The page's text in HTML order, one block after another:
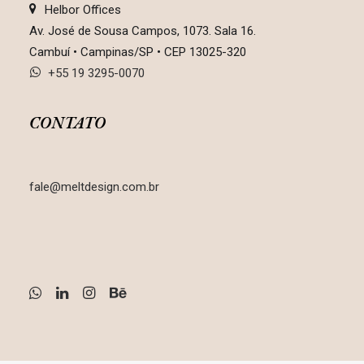
Helbor Offices
Av. José de Sousa Campos, 1073. Sala 16.
Cambuí • Campinas/SP • CEP 13025-320
+55 19 3295-0070
CONTATO
fale@meltdesign.com.br